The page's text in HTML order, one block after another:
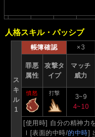
人格スキル・パッシブ
ス
キ
ル
1
帳簿確認 ×3
罪悪
属性
攻撃タ
イプ
マッチ
威力
憤怒 打撃
3~9
4~10
[使用時] 自分の精神力
Ⅰ[表面的中時/的中時]